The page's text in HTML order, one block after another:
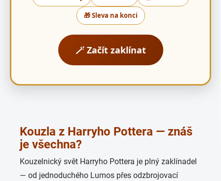
🎁 Sleva na konci
🪄 Začít zaklínat
Kouzla z Harryho Pottera — znáš
je všechna?
Kouzelnický svět Harryho Pottera je plný zaklínadel
— od jednoduchého Lumos přes odzbrojovací